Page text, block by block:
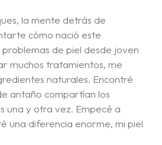
la mente detrás de
cómo nació este
de piel desde joven
muchos tratamientos, me
naturales. Encontré
antaño compartían los
una y otra vez. Empecé a
una diferencia enorme, mi piel